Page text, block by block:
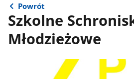
Powrót
Szkolne
Młodzieżowe